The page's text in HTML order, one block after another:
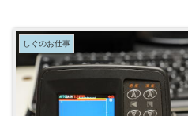
しぐのお仕事